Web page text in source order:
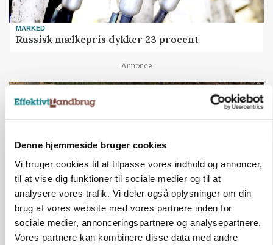
Denne hjemmeside bruger cookies
Vi bruger cookies til at tilpasse vores indhold og annoncer,
til at vise dig funktioner til sociale medier og til at
analysere vores trafik. Vi deler også oplysninger om din
brug af vores website med vores partnere inden for
sociale medier, annonceringspartnere og analysepartnere.
Vores partnere kan kombinere disse data med andre
MARKED
Russisk mælkepris dykker 23 procent
Annonce
Fra mark til mur: Byggeriet kan åbne nyt